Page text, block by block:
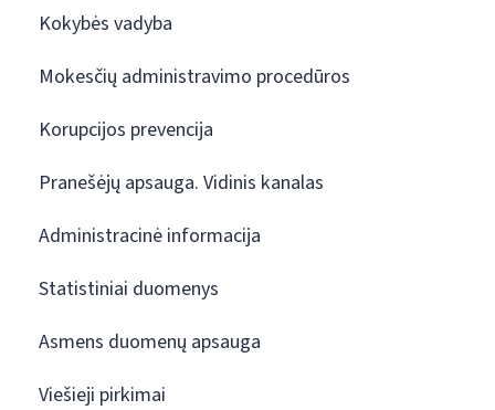
Kokybės vadyba
Mokesčių administravimo procedūros
Korupcijos prevencija
Pranešėjų apsauga. Vidinis kanalas
Administracinė informacija
Statistiniai duomenys
Asmens duomenų apsauga
Viešieji pirkimai